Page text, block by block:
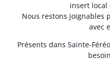
insert local
Nous restons joignables
avec
Présents dans Sainte-